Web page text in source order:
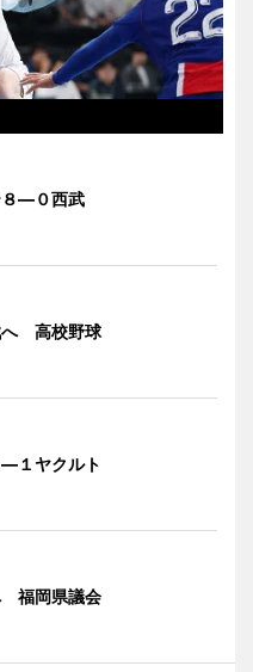
８―０西武
へ 高校野球
１ヤクルト
福岡県議会